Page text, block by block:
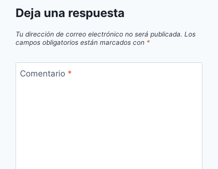
Deja una respuesta
Tu dirección de correo electrónico no será publicada. Los
campos obligatorios están marcados con *
Comentario *